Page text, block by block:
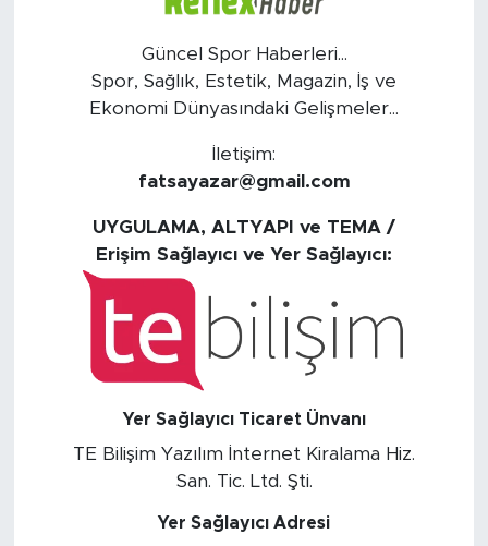
Güncel Spor Haberleri...
Spor, Sağlık, Estetik, Magazin, İş ve
Ekonomi Dünyasındaki Gelişmeler...
İletişim:
fatsayazar@gmail.com
UYGULAMA, ALTYAPI ve TEMA /
Erişim Sağlayıcı ve Yer Sağlayıcı:
Yer Sağlayıcı Ticaret Ünvanı
TE Bilişim Yazılım İnternet Kiralama Hiz.
San. Tic. Ltd. Şti.
Yer Sağlayıcı Adresi